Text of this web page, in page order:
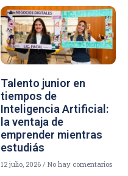
Talento junior en
tiempos de
Inteligencia Artificial:
la ventaja de
emprender mientras
estudiás
12 julio, 2026 No hay comentarios